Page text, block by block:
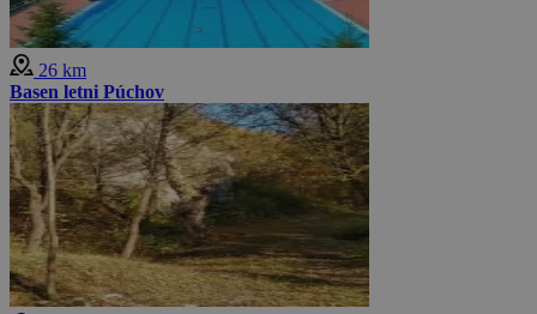
26 km
Basen letni Púchov